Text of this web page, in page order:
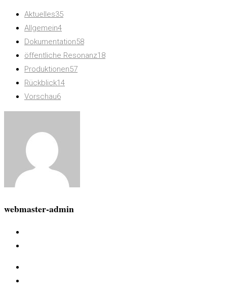
Aktuelles35
Allgemein4
Dokumentation58
öffentliche Resonanz18
Produktionen57
Rückblick14
Vorschau6
webmaster-admin